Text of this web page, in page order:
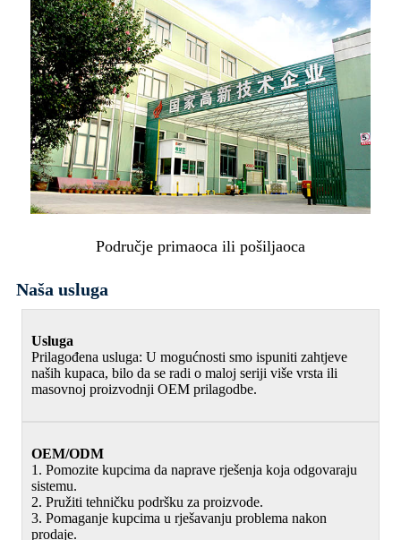
Područje primaoca ili pošiljaoca
Naša usluga
Usluga
Prilagođena usluga: U mogućnosti smo ispuniti zahtjeve
naših kupaca, bilo da se radi o maloj seriji više vrsta ili
masovnoj proizvodnji OEM prilagodbe.
OEM/ODM
1. Pomozite kupcima da naprave rješenja koja odgovaraju
sistemu.
2. Pružiti tehničku podršku za proizvode.
3. Pomaganje kupcima u rješavanju problema nakon
prodaje.